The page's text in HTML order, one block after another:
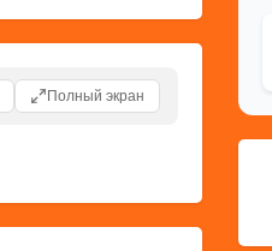
Полный экран